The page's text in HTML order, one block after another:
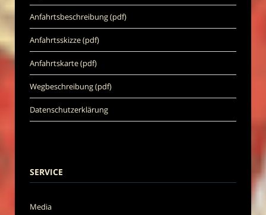
Anfahrtsbeschreibung (pdf)
Anfahrtsskizze (pdf)
Anfahrtskarte (pdf)
Wegbeschreibung (pdf)
Datenschutzerklärung
SERVICE
Media